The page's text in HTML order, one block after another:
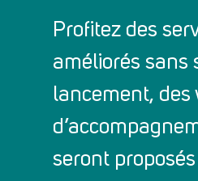
Profitez des
améliorés sans
lancement, des
seront